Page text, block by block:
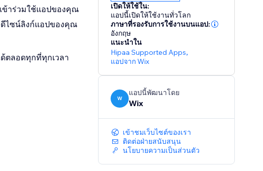
ข้าร่วมใช้แอปของคุณ
ไซน์ลิงก์แอปของคุณ
ตลอดทุกที่ทุกเวลา
เปิดให้ใช้ใน:
แอปนี้เปิดให้ใช้งานทั่วโลก
ภาษาที่รองรับการใช้งานบนแอป:
อังกฤษ
แนะนำใน
Hipaa Supported Apps,
แอปจาก Wix
W
แอปนี้พัฒนาโดย
Wix
เข้าชมเว็บไซต์ของเรา
ติดต่อฝ่ายสนับสนุน
นโยบายความเป็นส่วนตัว